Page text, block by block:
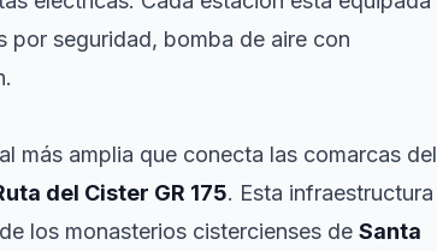
por seguridad, bomba de aire con
más amplia que conecta las comarcas del
del Cister GR 175. Esta infraestructura
los monasterios cistercienses de Santa